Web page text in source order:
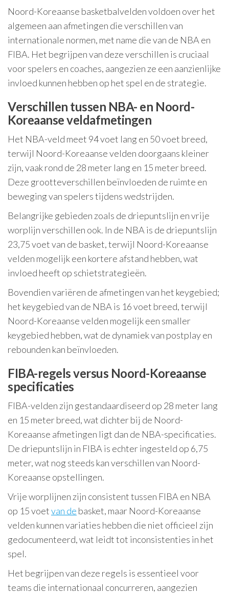
Noord-Koreaanse basketbalvelden voldoen over het
algemeen aan afmetingen die verschillen van
internationale normen, met name die van de NBA en
FIBA. Het begrijpen van deze verschillen is cruciaal
voor spelers en coaches, aangezien ze een aanzienlijke
invloed kunnen hebben op het spel en de strategie.
Verschillen tussen NBA- en Noord-
Koreaanse veldafmetingen
Het NBA-veld meet 94 voet lang en 50 voet breed,
terwijl Noord-Koreaanse velden doorgaans kleiner
zijn, vaak rond de 28 meter lang en 15 meter breed.
Deze grootteverschillen beïnvloeden de ruimte en
beweging van spelers tijdens wedstrijden.
Belangrijke gebieden zoals de driepuntslijn en vrije
worplijn verschillen ook. In de NBA is de driepuntslijn
23,75 voet van de basket, terwijl Noord-Koreaanse
velden mogelijk een kortere afstand hebben, wat
invloed heeft op schietstrategieën.
Bovendien variëren de afmetingen van het keygebied;
het keygebied van de NBA is 16 voet breed, terwijl
Noord-Koreaanse velden mogelijk een smaller
keygebied hebben, wat de dynamiek van postplay en
rebounden kan beïnvloeden.
FIBA-regels versus Noord-Koreaanse
specificaties
FIBA-velden zijn gestandaardiseerd op 28 meter lang
en 15 meter breed, wat dichter bij de Noord-
Koreaanse afmetingen ligt dan de NBA-specificaties.
De driepuntslijn in FIBA is echter ingesteld op 6,75
meter, wat nog steeds kan verschillen van Noord-
Koreaanse opstellingen.
Vrije worplijnen zijn consistent tussen FIBA en NBA
op 15 voetvan de basket, maar Noord-Koreaanse
velden kunnen variaties hebben die niet officieel zijn
gedocumenteerd, wat leidt tot inconsistenties in het
spel.
Het begrijpen van deze regels is essentieel voor
teams die internationaal concurreren, aangezien